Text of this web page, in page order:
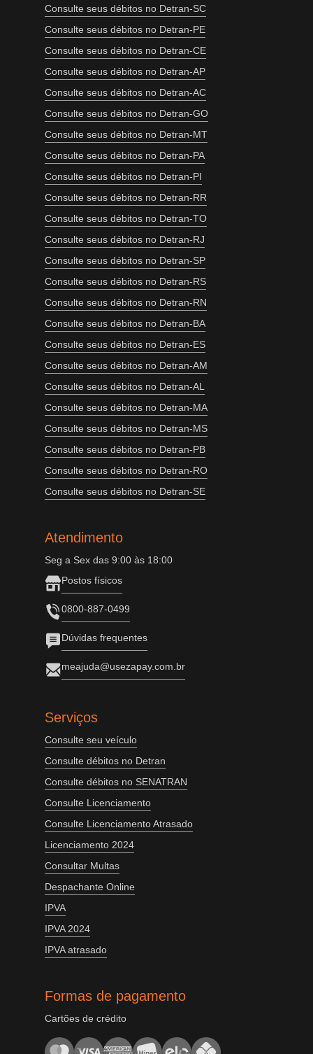
Consulte seus débitos no Detran-SC
Consulte seus débitos no Detran-PE
Consulte seus débitos no Detran-CE
Consulte seus débitos no Detran-AP
Consulte seus débitos no Detran-AC
Consulte seus débitos no Detran-GO
Consulte seus débitos no Detran-MT
Consulte seus débitos no Detran-PA
Consulte seus débitos no Detran-PI
Consulte seus débitos no Detran-RR
Consulte seus débitos no Detran-TO
Consulte seus débitos no Detran-RJ
Consulte seus débitos no Detran-SP
Consulte seus débitos no Detran-RS
Consulte seus débitos no Detran-RN
Consulte seus débitos no Detran-BA
Consulte seus débitos no Detran-ES
Consulte seus débitos no Detran-AM
Consulte seus débitos no Detran-AL
Consulte seus débitos no Detran-MA
Consulte seus débitos no Detran-MS
Consulte seus débitos no Detran-PB
Consulte seus débitos no Detran-RO
Consulte seus débitos no Detran-SE
Atendimento
Seg a Sex das 9:00 às 18:00
Postos físicos
0800-887-0499
Dúvidas frequentes
meajuda@usezapay.com.br
Serviços
Consulte seu veículo
Consulte débitos no Detran
Consulte débitos no SENATRAN
Consulte Licenciamento
Consulte Licenciamento Atrasado
Licenciamento 2024
Consultar Multas
Despachante Online
IPVA
IPVA 2024
IPVA atrasado
Formas de pagamento
Cartões de crédito